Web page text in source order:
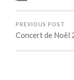
PREVIOUS POST
Concert de Noël